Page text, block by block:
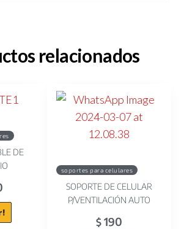
relacionados
DE
soportes para celulares
SOPORTE DE CELULAR
P/VENTILACIÓN AUTO
$190